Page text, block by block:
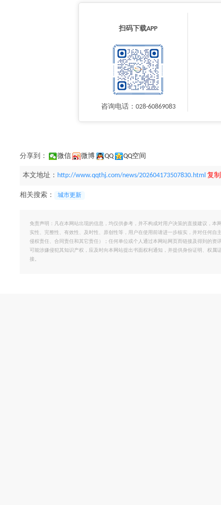
扫码下载APP
咨询电话：028-60869083
分享到： 微信 微博 QQ QQ空间
本文地址： http://www.qqthj.com/news/202604173507830.html 复
相关搜索： 城市更新
免责声明：凡在本网站出现的信息，均仅供参考，并不构成对用户决策的直接建议，
实性、完整性、有效性、及时性、原创性等，用户在使用前请进一步核实，并对任何
侵权责任、合同责任和其它责任）；任何单位或个人通过本网站网页而链接及得到的
可能涉嫌侵犯其知识产权，应及时向本网站提出书面权利通知，并提供身份证明、权
接。